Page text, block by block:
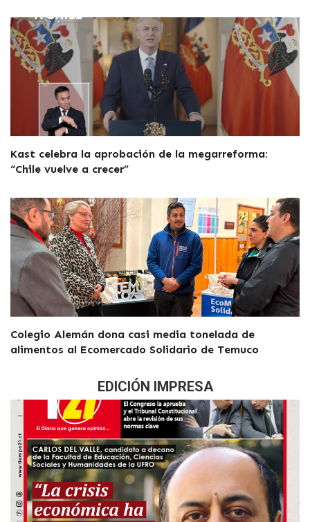
Kast celebra la aprobación de la megarreforma:
“Chile vuelve a crecer”
Colegio Alemán dona casi media tonelada de
alimentos al Ecomercado Solidario de Temuco
EDICIÓN IMPRESA